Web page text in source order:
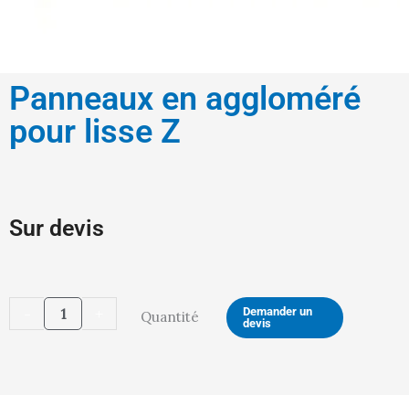
Panneaux en aggloméré
pour lisse Z
Sur devis
quantité
de
Quantité
Demander un
devis